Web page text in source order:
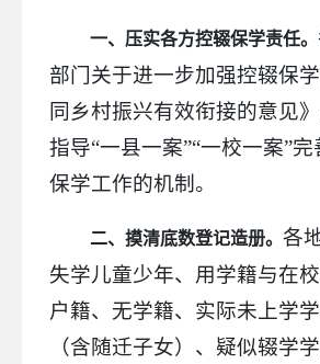
一、压实各方控辍保学责任。
部门关于进一步加强控辍保
同乡村振兴有效衔接的意见
指导“一县一案”“一校一案”
保学工作的机制。
二、摸清底数登记造册。各
失学儿童少年、用学籍与在
户籍、无学籍、实际未上学
（含随迁子女）、疑似辍学